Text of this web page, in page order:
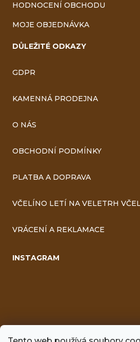
HODNOCENÍ OBCHODU
MOJE OBJEDNÁVKA
DŮLEŽITÉ ODKAZY
GDPR
KAMENNÁ PRODEJNA
O NÁS
OBCHODNÍ PODMÍNKY
PLATBA A DOPRAVA
VČELÍNO LETÍ NA VELETRH
VRÁCENÍ A REKLAMACE
INSTAGRAM